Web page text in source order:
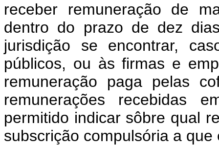
receber remuneração de
dentro do prazo de dez
jurisdição se encontrar,
públicos, ou às firmas e
remuneração paga pelas
remunerações recebidas
permitido indicar sôbre qual
subscrição compulsória a que